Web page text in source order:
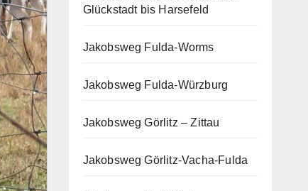
Glückstadt bis Harsefeld
Jakobsweg Fulda-Worms
Jakobsweg Fulda-Würzburg
Jakobsweg Görlitz – Zittau
Jakobsweg Görlitz-Vacha-Fulda